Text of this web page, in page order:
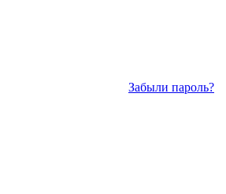
Забыли пароль?